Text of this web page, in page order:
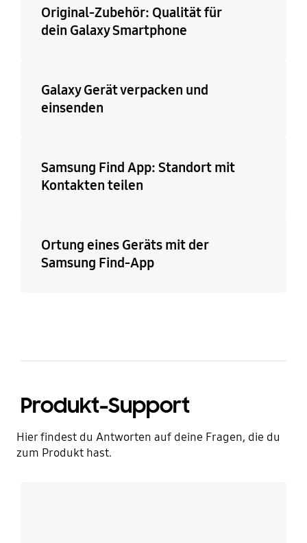
Original-Zubehör: Qualität für
dein Galaxy Smartphone
Galaxy Gerät verpacken und
einsenden
Samsung Find App: Standort mit
Kontakten teilen
Ortung eines Geräts mit der
Samsung Find-App
Produkt-Support
Hier findest du Antworten auf deine Fragen, die du
zum Produkt hast.